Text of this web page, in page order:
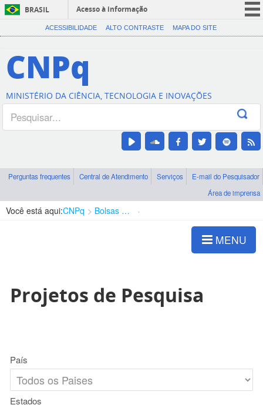
BRASIL
Acesso à informação
CORONAVÍRUS (COVID-19)
Canais
ACESSIBILIDADE ALTO CONTRASTE MAPA DO SITE
CNPq
MINISTÉRIO DA CIÊNCIA, TECNOLOGIA E INOVAÇÕES
Perguntas frequentes Central de Atendimento Serviços
E-mail do Pesquisador
Área de imprensa
Você está aqui:CNPq Bolsas e Auxílios Vigentes
MENU
Projetos de Pesquisa
País
Estados